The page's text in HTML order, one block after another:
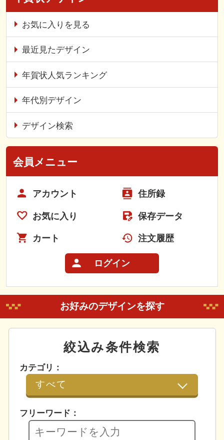
お気に入りを見る
最近見たデザイン
年賀状人気ランキング
年代別デザイン
デザイン検索
会員メニュー
アカウント 住所録
お気に入り 保存データ
カート 注文履歴
ログイン
お好みのデザインを探す
絞込み条件検索
カテゴリ：
フリーワード：